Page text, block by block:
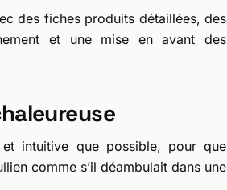
des fiches produits détaillées, des
et une mise en avant des
intuitive que possible, pour que
comme s’il déambulait dans une